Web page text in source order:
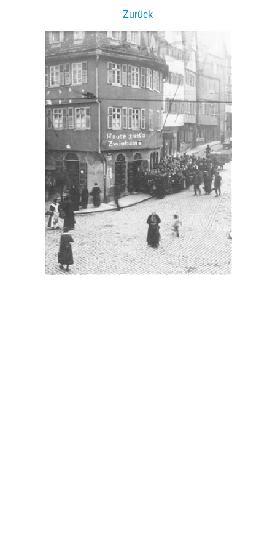
Zurück